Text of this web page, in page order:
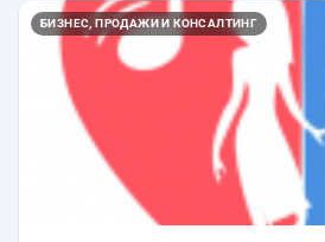
БИЗНЕС, ПРОДАЖИ И КОНСАЛТИНГ